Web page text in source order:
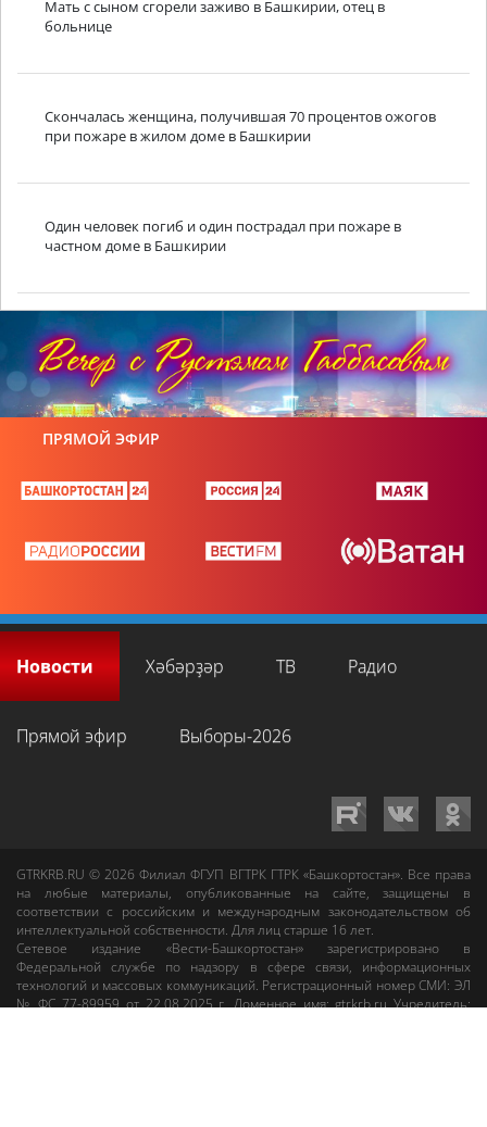
Мать с сыном сгорели заживо в Башкирии, отец в
больнице
Скончалась женщина, получившая 70 процентов ожогов
при пожаре в жилом доме в Башкирии
Один человек погиб и один пострадал при пожаре в
частном доме в Башкирии
ПРЯМОЙ ЭФИР
Новости Хәбәрҙәр ТВ Радио
Прямой эфир Выборы-2026
GTRKRB.RU © 2026Филиал ФГУП ВГТРК ГТРК «Башкортостан». Все права
на любые материалы, опубликованные на сайте, защищены в
соответствии с российским и международным законодательством об
интеллектуальной собственности. Для лиц старше 16 лет.
Сетевое издание «Вести-Башкортостан»зарегистрировано в
Федеральной службе по надзору в сфере связи, информационных
технологий и массовых коммуникаций. Регистрационный номер СМИ: ЭЛ
№ ФС 77-89959 от 22.08.2025 г. Доменное имя:gtrkrb.ruУчредитель: